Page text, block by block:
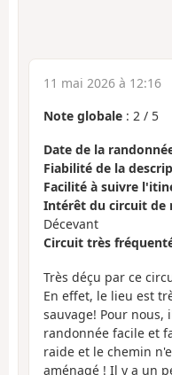
11 mai 2026 à 12:16
Note globale : 2 / 5
Date de la
Fiabilité de la
Facilité à suivre
Intérêt du circuit de
Décevant
Circuit très
Très déçu par ce
En effet, le lieu est
sauvage! Pour nous,
randonnée facile et
raide et le chemin
aménagé ! Il y a un